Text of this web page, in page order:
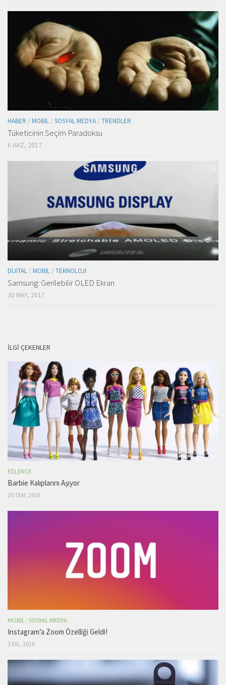
HABER / MOBIL / SOSYAL MEDYA / TRENDLER
Tüketicinin Seçim Paradoksu
6 HAZ, 2017
DIJITAL / MOBIL / TEKNOLOJI
Samsung: Gerilebilir OLED Ekran
30 MAY, 2017
İLGI ÇEKENLER
EĞLENCE
Barbie Kalıplarını Aşıyor
25 TEM, 2016
MOBIL /SOSYAL MEDYA
Instagram’a Zoom Özelliği Geldi!
1 EYL, 2016